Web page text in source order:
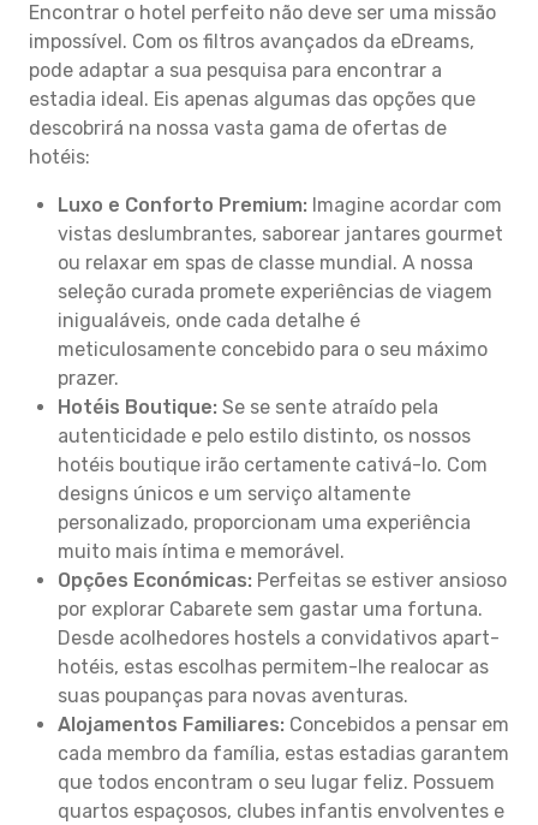
Encontrar o hotel perfeito não deve ser uma missão
impossível. Com os filtros avançados da eDreams,
pode adaptar a sua pesquisa para encontrar a
estadia ideal. Eis apenas algumas das opções que
descobrirá na nossa vasta gama de ofertas de
hotéis:
Luxo e Conforto Premium: Imagine acordar com
vistas deslumbrantes, saborear jantares gourmet
ou relaxar em spas de classe mundial. A nossa
seleção curada promete experiências de viagem
inigualáveis, onde cada detalhe é
meticulosamente concebido para o seu máximo
prazer.
Hotéis Boutique: Se se sente atraído pela
autenticidade e pelo estilo distinto, os nossos
hotéis boutique irão certamente cativá-lo. Com
designs únicos e um serviço altamente
personalizado, proporcionam uma experiência
muito mais íntima e memorável.
Opções Económicas: Perfeitas se estiver ansioso
por explorar Cabarete sem gastar uma fortuna.
Desde acolhedores hostels a convidativos apart-
hotéis, estas escolhas permitem-lhe realocar as
suas poupanças para novas aventuras.
Alojamentos Familiares: Concebidos a pensar em
cada membro da família, estas estadias garantem
que todos encontram o seu lugar feliz. Possuem
quartos espaçosos, clubes infantis envolventes e